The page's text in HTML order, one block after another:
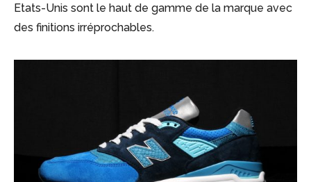
Etats-Unis sont le haut de gamme de la marque avec
des finitions irréprochables.